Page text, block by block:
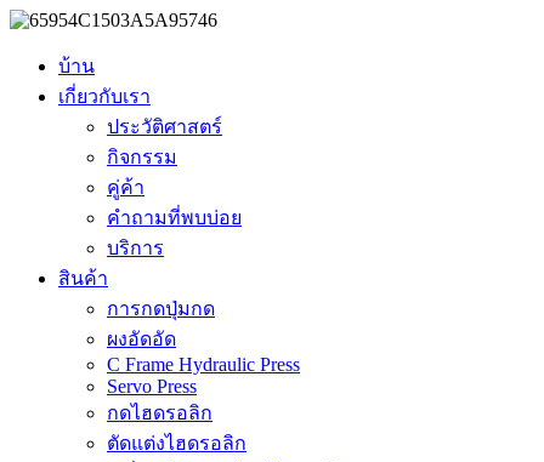
บ้าน
เกี่ยวกับเรา
ประวัติศาสตร์
กิจกรรม
คู่ค้า
คำถามที่พบบ่อย
บริการ
สินค้า
การกดปุ่มกด
ผงอัดอัด
C Frame Hydraulic Press
Servo Press
กดไฮดรอลิก
ตัดแต่งไฮดรอลิก